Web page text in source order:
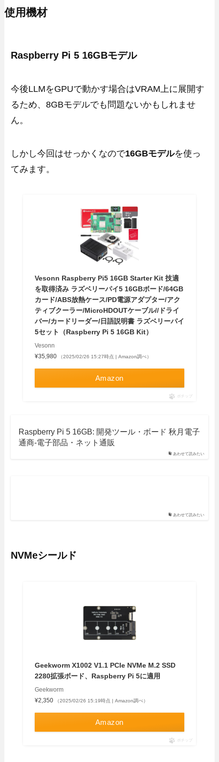
使用機材
Raspberry Pi 5 16GBモデル
今後LLMをGPUで動かす場合はVRAM上に展開す
るため、8GBモデルでも問題ないかもしれませ
ん。
しかし今回はせっかくなので16GBモデルを使っ
てみます。
Vesonn Raspberry Pi5 16GB Starter Kit 技適
を取得済み ラズベリーパイ5 16GBボード/64GB
カード/ABS放熱ケース/PD電源アダプター/アク
ティブクーラー/MicroHDOUTケーブル//ドライ
バー/カードリーダー/日語説明書 ラズベリーパイ
5セット（Raspberry Pi 5 16GB Kit）
Vesonn
¥35,980
（2025/02/26 15:27時点 | Amazon調べ）
Amazon
ポチップ
あわせて読みたい
Raspberry Pi 5 16GB: 開発ツール・ボード 秋月電子
通商-電子部品・ネット通販
あわせて読みたい
NVMeシールド
Geekworm X1002 V1.1 PCIe NVMe M.2 SSD
2280拡張ボード、Raspberry Pi 5に適用
Geekworm
¥2,350
（2025/02/26 15:19時点 | Amazon調べ）
Amazon
ポチップ